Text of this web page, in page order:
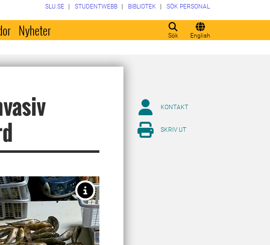
Sök English
SLU.SE STUDENTWEBB BIBLIOTEK SÖK PERSONAL
Nyheter
KONTAKT
SKRIV UT